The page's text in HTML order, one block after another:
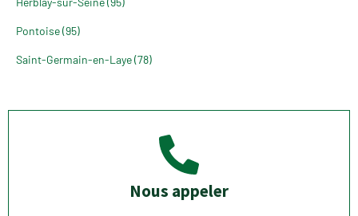
Pontoise (95)
Saint-Germain-en-Laye (78)
Nous appeler